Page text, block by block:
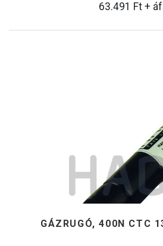
63.491 Ft +
GÁZRUGÓ, 400N CTC